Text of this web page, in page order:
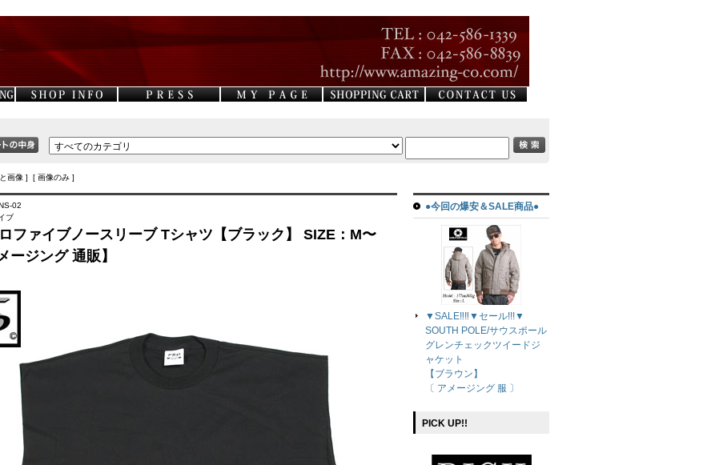
画像 ] [ 画像のみ ]
02
ブ
ファイブノースリーブ Tシャツ【ブラック】 SIZE：M〜
ージング 通販】
●今回の爆安＆SALE商品●
▼SALE‼‼▼セール!!!▼
SOUTH POLE/サウスポール
グレンチェックツイードジ
ャケット
【ブラウン】
〔 アメージング 服 〕
PICK UP!!